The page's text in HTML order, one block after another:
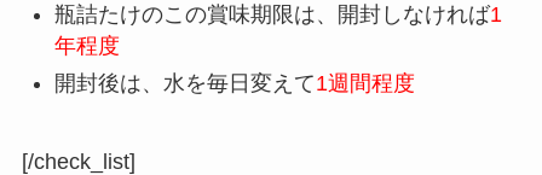
瓶詰たけのこの賞味期限は、開封しなければ1
年程度
開封後は、水を毎日変えて1週間程度
[/check_list]